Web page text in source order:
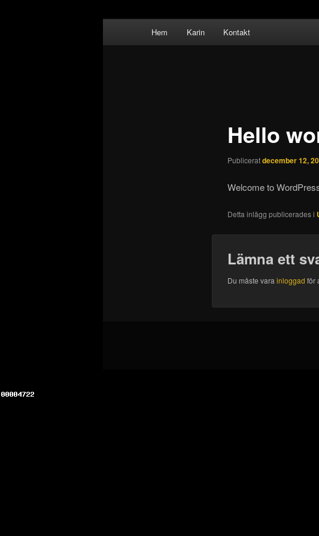
Hem Karin Kontakt
Hello
Publiceratdecember 12,
Welcome to
Detta inlägg publicerades i
Lämna ett
Du måste vara inloggad för